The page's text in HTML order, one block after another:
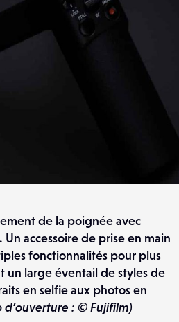
de la poignée avec
accessoire de prise en main
fonctionnalités pour plus
large éventail de styles de
en selfie aux photos en
d’ouverture : © Fujifilm)